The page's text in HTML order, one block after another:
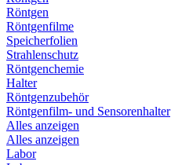
Röntgen
Röntgenfilme
Speicherfolien
Strahlenschutz
Röntgenchemie
Halter
Röntgenzubehör
Röntgenfilm- und Sensorenhalter
Alles anzeigen
Alles anzeigen
Labor